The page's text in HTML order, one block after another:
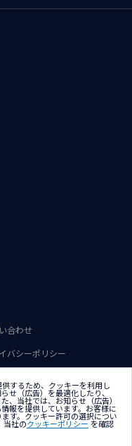
合わせ
バシーポリシー
するため、クッキーを利用し
せ（広告）を最適化したり、
、当社では、お知らせ（広告）
報を提供しています。お客様に
す。クッキー許可の選択につい
当社のクッキーポリシー を確認